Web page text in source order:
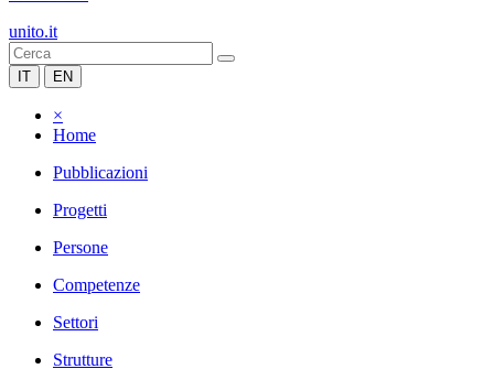
unito.it
IT EN
×
Home
Pubblicazioni
Progetti
Persone
Competenze
Settori
Strutture